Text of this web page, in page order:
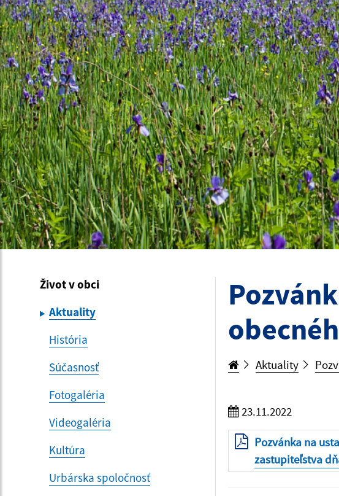
Život v obci
Aktuality
História
Súčasnosť
Fotogaléria
Videogaléria
Kultúra
Urbárska spoločnosť
Aktuality
23.11.2022
Pozvánka na
zastupiteľstva